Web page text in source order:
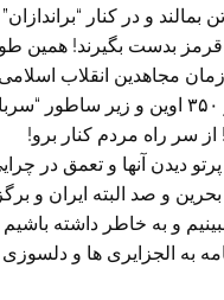
و در کنار
قرمز بدست بگیرند! همین
مجاهدین انقلاب
برای استقرار و تداوم حیات جمهوری اسلامی مبارزه کرده است
سر راه مردم کنار برو!
پرتو دیدن آنها و تعمق در
و صد البته ایران و
و به خاطر داشته
الجزایری ها و دلسوزی